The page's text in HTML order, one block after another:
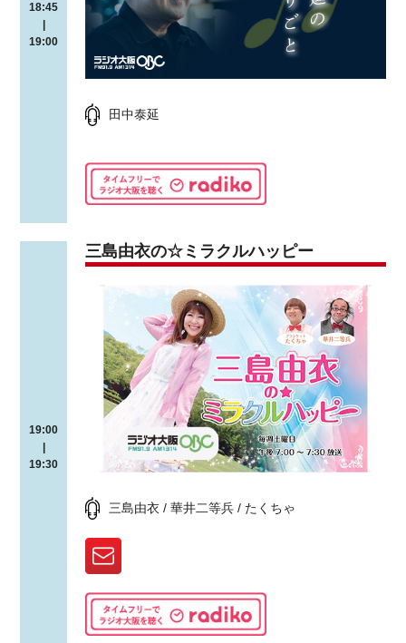
18:45
19:00
田中泰延
19:00
19:30
三島由衣の☆ミラクルハッピー
三島由衣 / 華井二等兵 / たくちゃ